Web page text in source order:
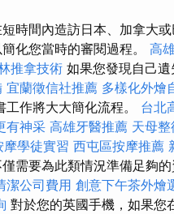
時間內造訪日本、加拿大
化您當時的審閱過程。 高
推拿技術 如果您發現自己
宜蘭徵信社推薦 多樣化外燴
作將大大簡化流程。 台北
有神采 高雄牙醫推薦 天母
摩學徒實習 西屯區按摩推薦
需要為此類情況準備足夠
潔公司費用 創意下午茶外燴
對於您的英國手機，如果您